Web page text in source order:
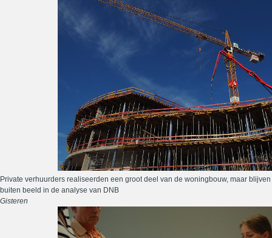
Private verhuurders realiseerden een groot deel van de woningbouw, maar blijven
buiten beeld in de analyse van DNB
Gisteren